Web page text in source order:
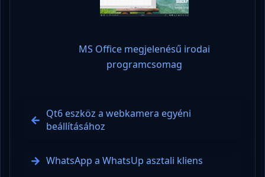
MS Office megjelenésű irodai
programcsomag
Qt6 eszköz a webkamera egyéni
beállításához
WhatsApp a WhatsUp asztali kliens